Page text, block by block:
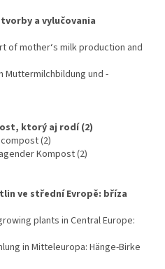
a vylučovania
of mother‘s milk production and
Muttermilchbildung und -
ktorý aj rodí (2)
(2)
Kompost (2)
ve střední Evropě: bříza
plants in Central Europe:
in Mitteleuropa: Hänge-Birke